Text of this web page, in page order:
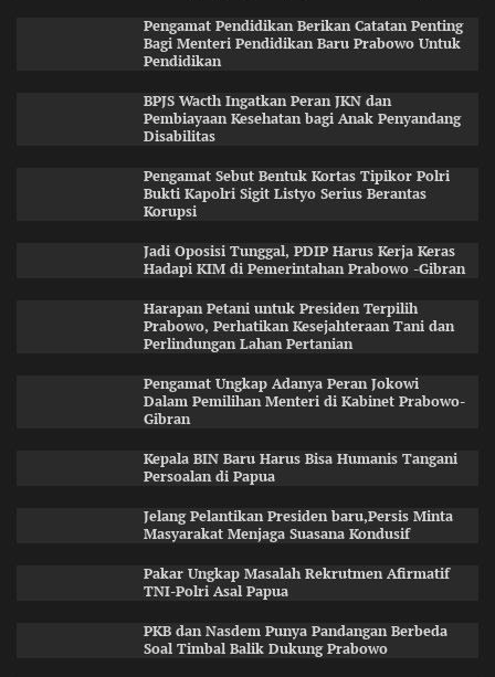
Pengamat Pendidikan Berikan Catatan Penting
Bagi Menteri Pendidikan Baru Prabowo Untuk
Pendidikan
BPJS Wacth Ingatkan Peran JKN dan
Pembiayaan Kesehatan bagi Anak Penyandang
Disabilitas
Pengamat Sebut Bentuk Kortas Tipikor Polri
Bukti Kapolri Sigit Listyo Serius Berantas
Korupsi
Jadi Oposisi Tunggal, PDIP Harus Kerja Keras
Hadapi KIM di Pemerintahan Prabowo -Gibran
Harapan Petani untuk Presiden Terpilih
Prabowo, Perhatikan Kesejahteraan Tani dan
Perlindungan Lahan Pertanian
Pengamat Ungkap Adanya Peran Jokowi
Dalam Pemilihan Menteri di Kabinet Prabowo-
Gibran
Kepala BIN Baru Harus Bisa Humanis Tangani
Persoalan di Papua
Jelang Pelantikan Presiden baru,Persis Minta
Masyarakat Menjaga Suasana Kondusif
Pakar Ungkap Masalah Rekrutmen Afirmatif
TNI-Polri Asal Papua
PKB dan Nasdem Punya Pandangan Berbeda
Soal Timbal Balik Dukung Prabowo